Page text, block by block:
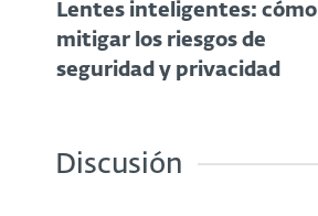
Lentes inteligentes: cómo
mitigar los riesgos de
seguridad y privacidad
Discusión